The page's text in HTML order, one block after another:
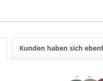
Kunden haben sich